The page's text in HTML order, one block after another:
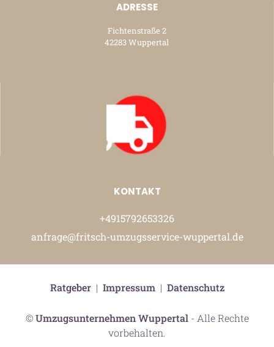
ADRESSE
Fichtenstraße 2
42283 Wuppertal
KONTAKT
+4915792653326
anfrage@fritsch-umzugsservice-wuppertal.de
©Umzugsunternehmen Wuppertal- Alle Rechte
vorbehalten.
Ratgeber| Impressum| Datenschutz